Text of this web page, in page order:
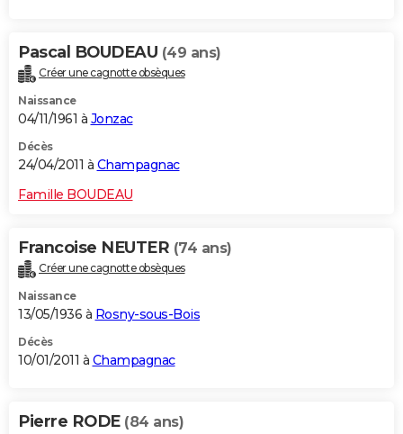
Pascal BOUDEAU (49 ans)
Créer une cagnotte obsèques
Naissance
04/11/1961 à Jonzac
Décès
24/04/2011 à Champagnac
Famille BOUDEAU
Francoise NEUTER (74 ans)
Créer une cagnotte obsèques
Naissance
13/05/1936 à Rosny-sous-Bois
Décès
10/01/2011 à Champagnac
Pierre RODE (84 ans)